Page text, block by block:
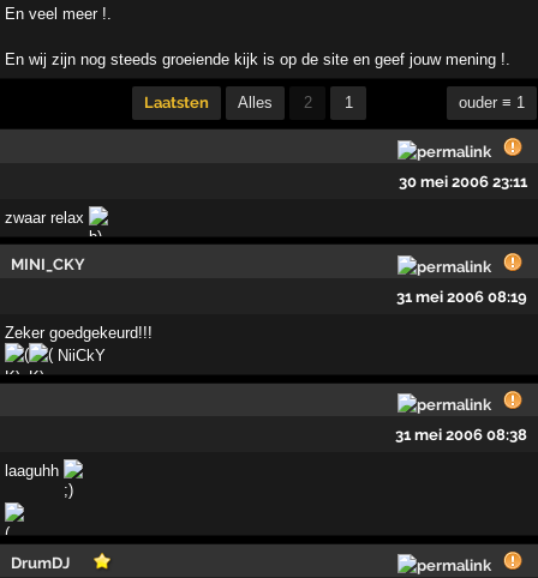
En veel meer !.
En wij zijn nog steeds groeiende kijk is op de site en geef jouw mening !.
Laatsten Alles 2 1 ouder ≡ 1
30 mei 2006 23:11
zwaar relax
MINI_CKY
31 mei 2006 08:19
Zeker goedgekeurd!!!
NiiCkY
31 mei 2006 08:38
laaguhh
DrumDJ